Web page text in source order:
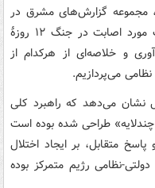
مجموعه گزارش‌های مشرق در
حدود ۱۱ گزارش، به بررسی مفصل اهداف مورد اصابت در جنگ ۱۲ روزهٔ
جمع‌آوری و خلاصه‌ای از هرکدام از
می‌پردازیم.
می‌دهد که راهبرد کلی
طراحی شده بوده است
متقابل، بر ایجاد اختلال
نظامی رژیم متمرکز بوده